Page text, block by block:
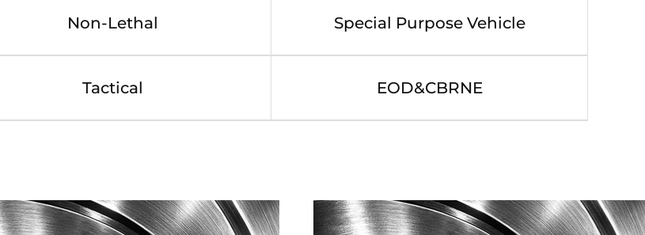
Non-Lethal Special Purpose Vehicle
Tactical EOD&CBRNE